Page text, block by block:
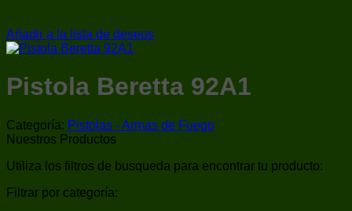
Añadir a la lista de deseos
Pistola Beretta 92A1
Categoría: Pistolas - Armas de Fuego
Nuestros Productos
Utiliza los filtros de busqueda para encontrar tu producto:
Filtrar por categoría: